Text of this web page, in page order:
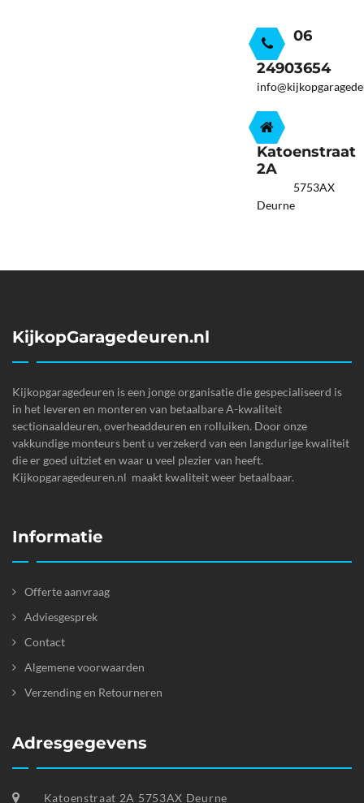
06
24903654
Katoenstraat
2A
5753AX
Deurne
KijkopGaragedeuren.nl
Kijkopgaragedeuren is een jonge organisatie die gespecialiseerd is
in het leveren en monteren van betaalbare A-kwaliteit
sectionaaldeuren, overheaddeuren en rolluiken. Door onze
vakkundige monteurs bent u verzekerd van een langdurige kwaliteit
die er goed uitziet en waar u veel plezier van heeft.
Kijkopgaragedeuren.nl maakt kwaliteit weer betaalbaar.
Informatie
Offerte aanvraag
Adviesgesprek
Contact
Algemene voorwaarden
Verzending en Retourneren
Adresgegevens
Katoenstraat 2A 5753AX Deurne